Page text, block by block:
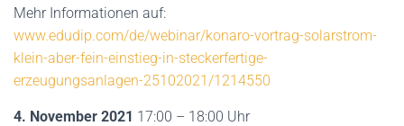
Mehr Informationen auf:
www.edudip.com/de/webinar/konaro-vortrag-solarstrom-
klein-aber-fein-einstieg-in-steckerfertige-
erzeugungsanlagen-25102021/1214550
4. November 2021 17:00 – 18:00 Uhr